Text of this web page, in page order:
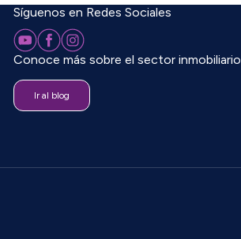
Síguenos en Redes Sociales
Conoce más sobre el sector inmobiliario
Ir al blog